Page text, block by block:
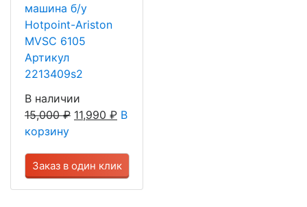
машина б/у
Hotpoint-Ariston
MVSC 6105
Артикул
2213409s2
В наличии
15,000₽ 11,990 ₽ В
корзину
Заказ в один клик